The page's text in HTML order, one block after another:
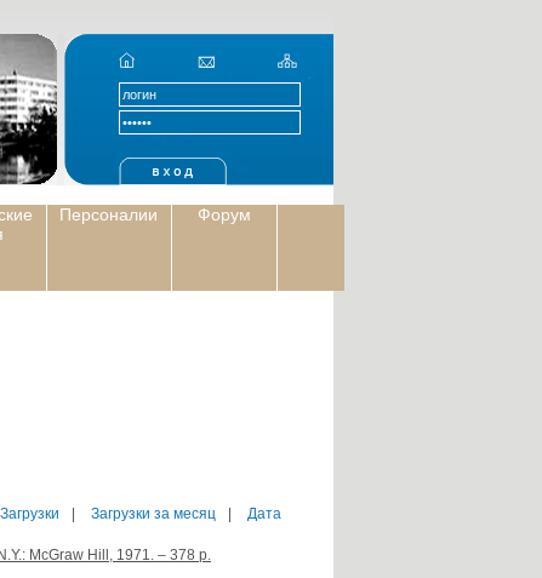
Персоналии Форум
Загрузки за месяц Дата
McGraw Hill, 1971. – 378 p.